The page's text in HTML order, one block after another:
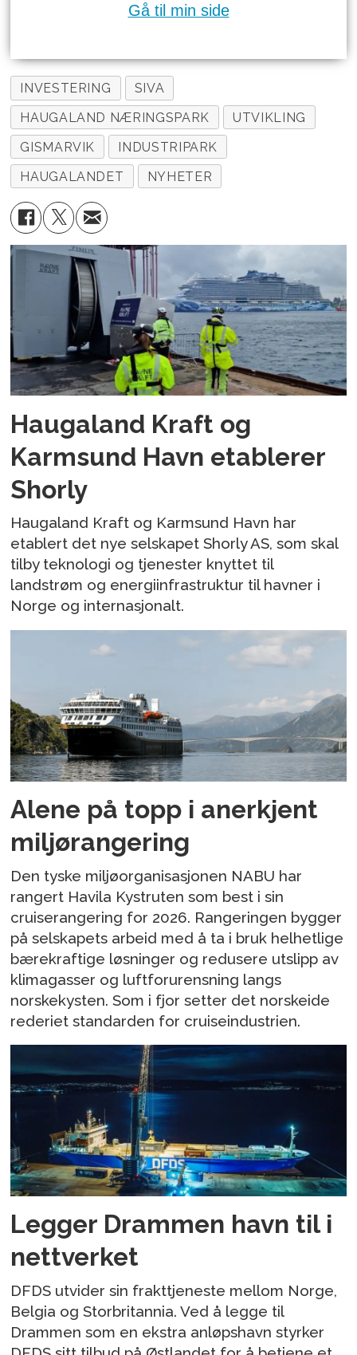
Gå til min side
INVESTERING
SIVA
HAUGALAND NÆRINGSPARK
UTVIKLING
GISMARVIK
INDUSTRIPARK
HAUGALANDET
NYHETER
Haugaland Kraft og
Karmsund Havn etablerer
Shorly
Haugaland Kraft og Karmsund Havn har
etablert det nye selskapet Shorly AS, som skal
tilby teknologi og tjenester knyttet til
landstrøm og energiinfrastruktur til havner i
Norge og internasjonalt.
Alene på topp i anerkjent
miljørangering
Den tyske miljøorganisasjonen NABU har
rangert Havila Kystruten som best i sin
cruiserangering for 2026. Rangeringen bygger
på selskapets arbeid med å ta i bruk helhetlige
bærekraftige løsninger og redusere utslipp av
klimagasser og luftforurensning langs
norskekysten. Som i fjor setter det norskeide
rederiet standarden for cruiseindustrien.
Legger Drammen havn til i
nettverket
DFDS utvider sin frakttjeneste mellom Norge,
Belgia og Storbritannia. Ved å legge til
Drammen som en ekstra anløpshavn styrker